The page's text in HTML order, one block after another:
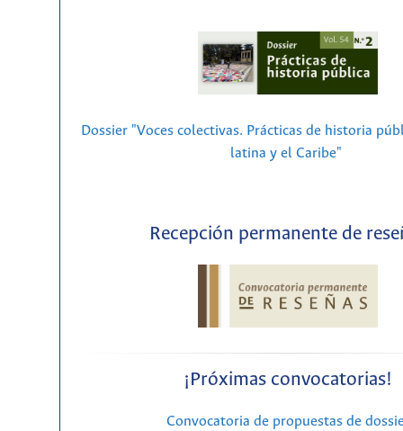
Dossier "Voces colectivas. Prácticas de historia
latina y el Caribe"
Recepción permanente de
¡Próximas convocatorias!
Convocatoria de propuestas de